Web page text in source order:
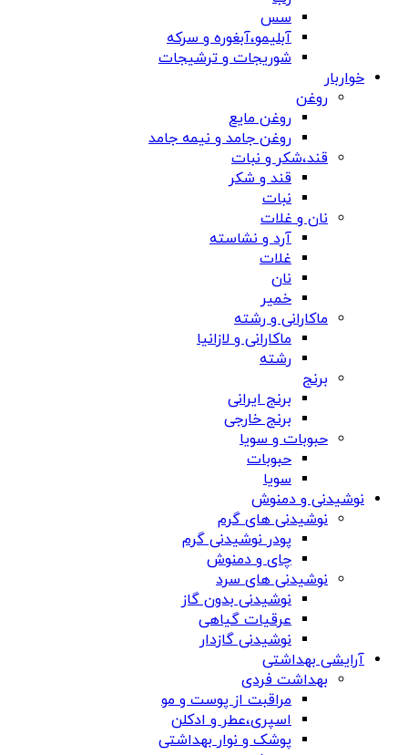
سس
آبلیمو،آبغوره و سرکه
شوریجات و ترشیجات
خواربار
روغن
روغن مایع
روغن جامد و نیمه جامد
قند،شکر و نبات
قند و شکر
نبات
نان و غلات
آرد و نشاسته
غلات
نان
خمیر
ماکارانی و رشته
ماکارانی و لازانیا
رشته
برنج
برنج ایرانی
برنج خارجی
حبوبات و سویا
حبوبات
سویا
نوشیدنی و دمنوش
نوشیدنی های گرم
پودر نوشیدنی گرم
چای و دمنوش
نوشیدنی های سرد
نوشیدنی بدون گاز
عرقیات گیاهی
نوشیدنی گازدار
آرایشی بهداشتی
بهداشت فردی
مراقبت از پوست و مو
اسپری،عطر و ادکلن
پوشک و نوار بهداشتی